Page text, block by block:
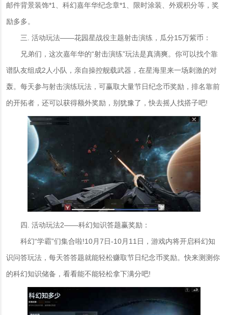
邮件背景装饰*1、科幻嘉年华纪念章*1、限时涂装、外观积分等，奖
励多多。
三. 活动玩法——花园星战役主题射击演练，瓜分15万紫币：
兄弟们，这次嘉年华的“射击演练”玩法是真滴爽。你可以找个靠
谱队友组成2人小队，亲自操控舰载武器，在星海里来一场刺激的对
轰。每天参与射击演练玩法，可赢取大量节日纪念币奖励，排名靠前
的开拓者，还可以获得额外奖励，别犹豫了，快去摇人找搭子吧!
四. 活动玩法2——科幻知识答题赢奖励：
科幻“学霸”们集合啦!10月7日-10月11日，游戏内将开启科幻知
识问答玩法，每天答答题就能轻松赚取节日纪念币奖励。快来测测你
的科幻知识储备，看看能不能轻松拿下满分吧!